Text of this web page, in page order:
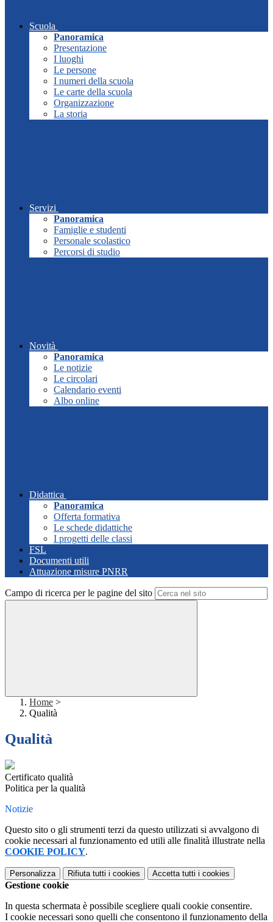
Scuola
Panoramica
Presentazione
I luoghi
Le persone
I numeri della scuola
Le carte della scuola
Organizzazione
La storia
Servizi
Panoramica
Famiglie e studenti
Personale scolastico
Percorsi di studio
Novità
Panoramica
Le notizie
Le circolari
Calendario eventi
Albo online
Didattica
Panoramica
Offerta formativa
Le schede didattiche
I progetti delle classi
FSL
Documenti utili
Attuazione misure PNRR
Campo di ricerca per le pagine del sito
Home >
Qualità
Qualità
Certificato qualità
Politica per la qualità
Notizie
Questo sito o gli strumenti terzi da questo utilizzati si avvalgono di
cookie necessari al funzionamento ed utili alle finalità illustrate nella
COOKIE POLICY.
Personalizza Rifiuta tutti i cookies Accetta tutti i cookies
Gestione cookie
In questa schermata è possibile scegliere quali cookie consentire.
I cookie necessari sono quelli che consentono il funzionamento della